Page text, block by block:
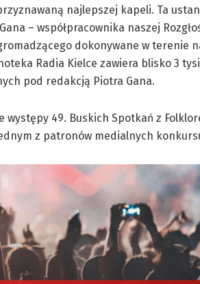
najlepszej kapeli. Ta
– współpracownika naszej
dokonywane w terenie
Radia Kielce zawiera blisko 3
pod redakcją Piotra Gana.
występy 49. Buskich Spotkań z
z patronów medialnych